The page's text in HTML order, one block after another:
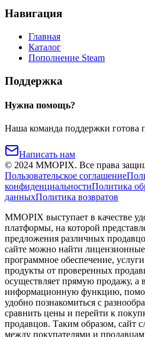
Навигация
Главная
Каталог
Пополнение Steam
Поддержка
Нужна помощь?
Наша команда поддержки готова
Написать нам
© 2024 MMOPIX. Все права
Пользовательское соглашение
конфиденциальностиПолитика
данныхПолитика возвратов
MMOPIX выступает в качестве
платформы, на которой
предложения различных
сайте можно найти
программное обеспечение,
продукты от проверенных
осуществляет прямую продажу, а
информационную функцию,
удобно познакомиться с
сравнить цены и перейти к
продавцов. Таким образом, сайт
между покупателями и